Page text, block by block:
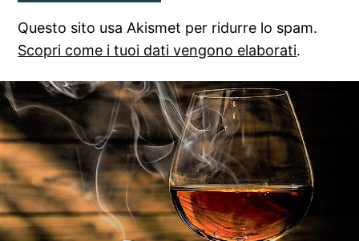
Questo sito usa Akismet per ridurre lo spam.
Scopri come i tuoi dati vengono elaborati.